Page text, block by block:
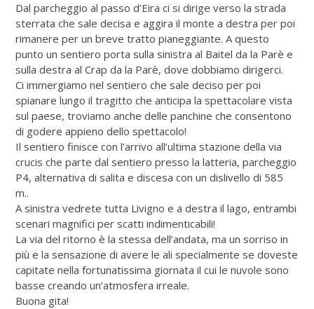
Dal parcheggio al passo d’Eira ci si dirige verso la strada
sterrata che sale decisa e aggira il monte a destra per poi
rimanere per un breve tratto pianeggiante. A questo
punto un sentiero porta sulla sinistra al Baitel da la Parè e
sulla destra al Crap da la Parè, dove dobbiamo dirigerci.
Ci immergiamo nel sentiero che sale deciso per poi
spianare lungo il tragitto che anticipa la spettacolare vista
sul paese, troviamo anche delle panchine che consentono
di godere appieno dello spettacolo!
Il sentiero finisce con l’arrivo all’ultima stazione della via
crucis che parte dal sentiero presso la latteria, parcheggio
P4, alternativa di salita e discesa con un dislivello di 585
m..
A sinistra vedrete tutta Livigno e a destra il lago, entrambi
scenari magnifici per scatti indimenticabili!
La via del ritorno è la stessa dell’andata, ma un sorriso in
più e la sensazione di avere le ali specialmente se doveste
capitate nella fortunatissima giornata il cui le nuvole sono
basse creando un’atmosfera irreale.
Buona gita!